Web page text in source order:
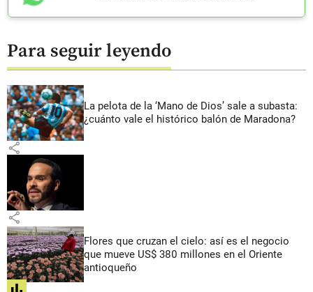
Para seguir leyendo
La pelota de la ‘Mano de Dios’ sale a subasta:
¿cuánto vale el histórico balón de Maradona?
share
share
Flores que cruzan el cielo: así es el negocio
que mueve US$ 380 millones en el Oriente
antioqueño